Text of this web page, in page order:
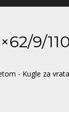
9/
- Kugle za vrata